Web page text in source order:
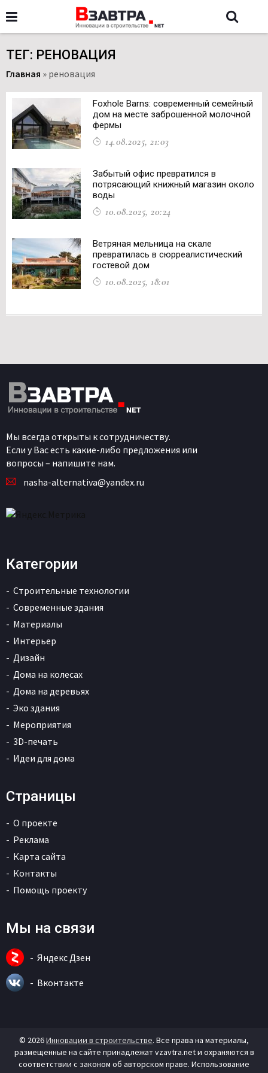
ТЕГ: РЕНОВАЦИЯ
Главная » реновация
Foxhole Barns: современный семейный
дом на месте заброшенной молочной
фермы
14.08.2025, 21:03
Забытый офис превратился в
потрясающий книжный магазин около
воды
10.08.2025, 20:24
Ветряная мельница на скале
превратилась в сюрреалистический
гостевой дом
10.08.2025, 18:01
Мы всегда открыты к сотрудничеству.
Если у Вас есть какие-либо предложения или
вопросы – напишите нам.
nasha-alternativa@yandex.ru
Категории
Строительные технологии
Современные здания
Материалы
Интерьер
Дизайн
Дома на колесах
Дома на деревьях
Эко здания
Мероприятия
3D-печать
Идеи для дома
Страницы
О проекте
Реклама
Карта сайта
Контакты
Помощь проекту
Мы на связи
Яндекс Дзен
Вконтакте
© 2026Инновации в строительстве. Все права на материалы,
размещенные на сайте принадлежат vzavtra.net и охраняются в
соответствии с законом об авторском праве. Использование